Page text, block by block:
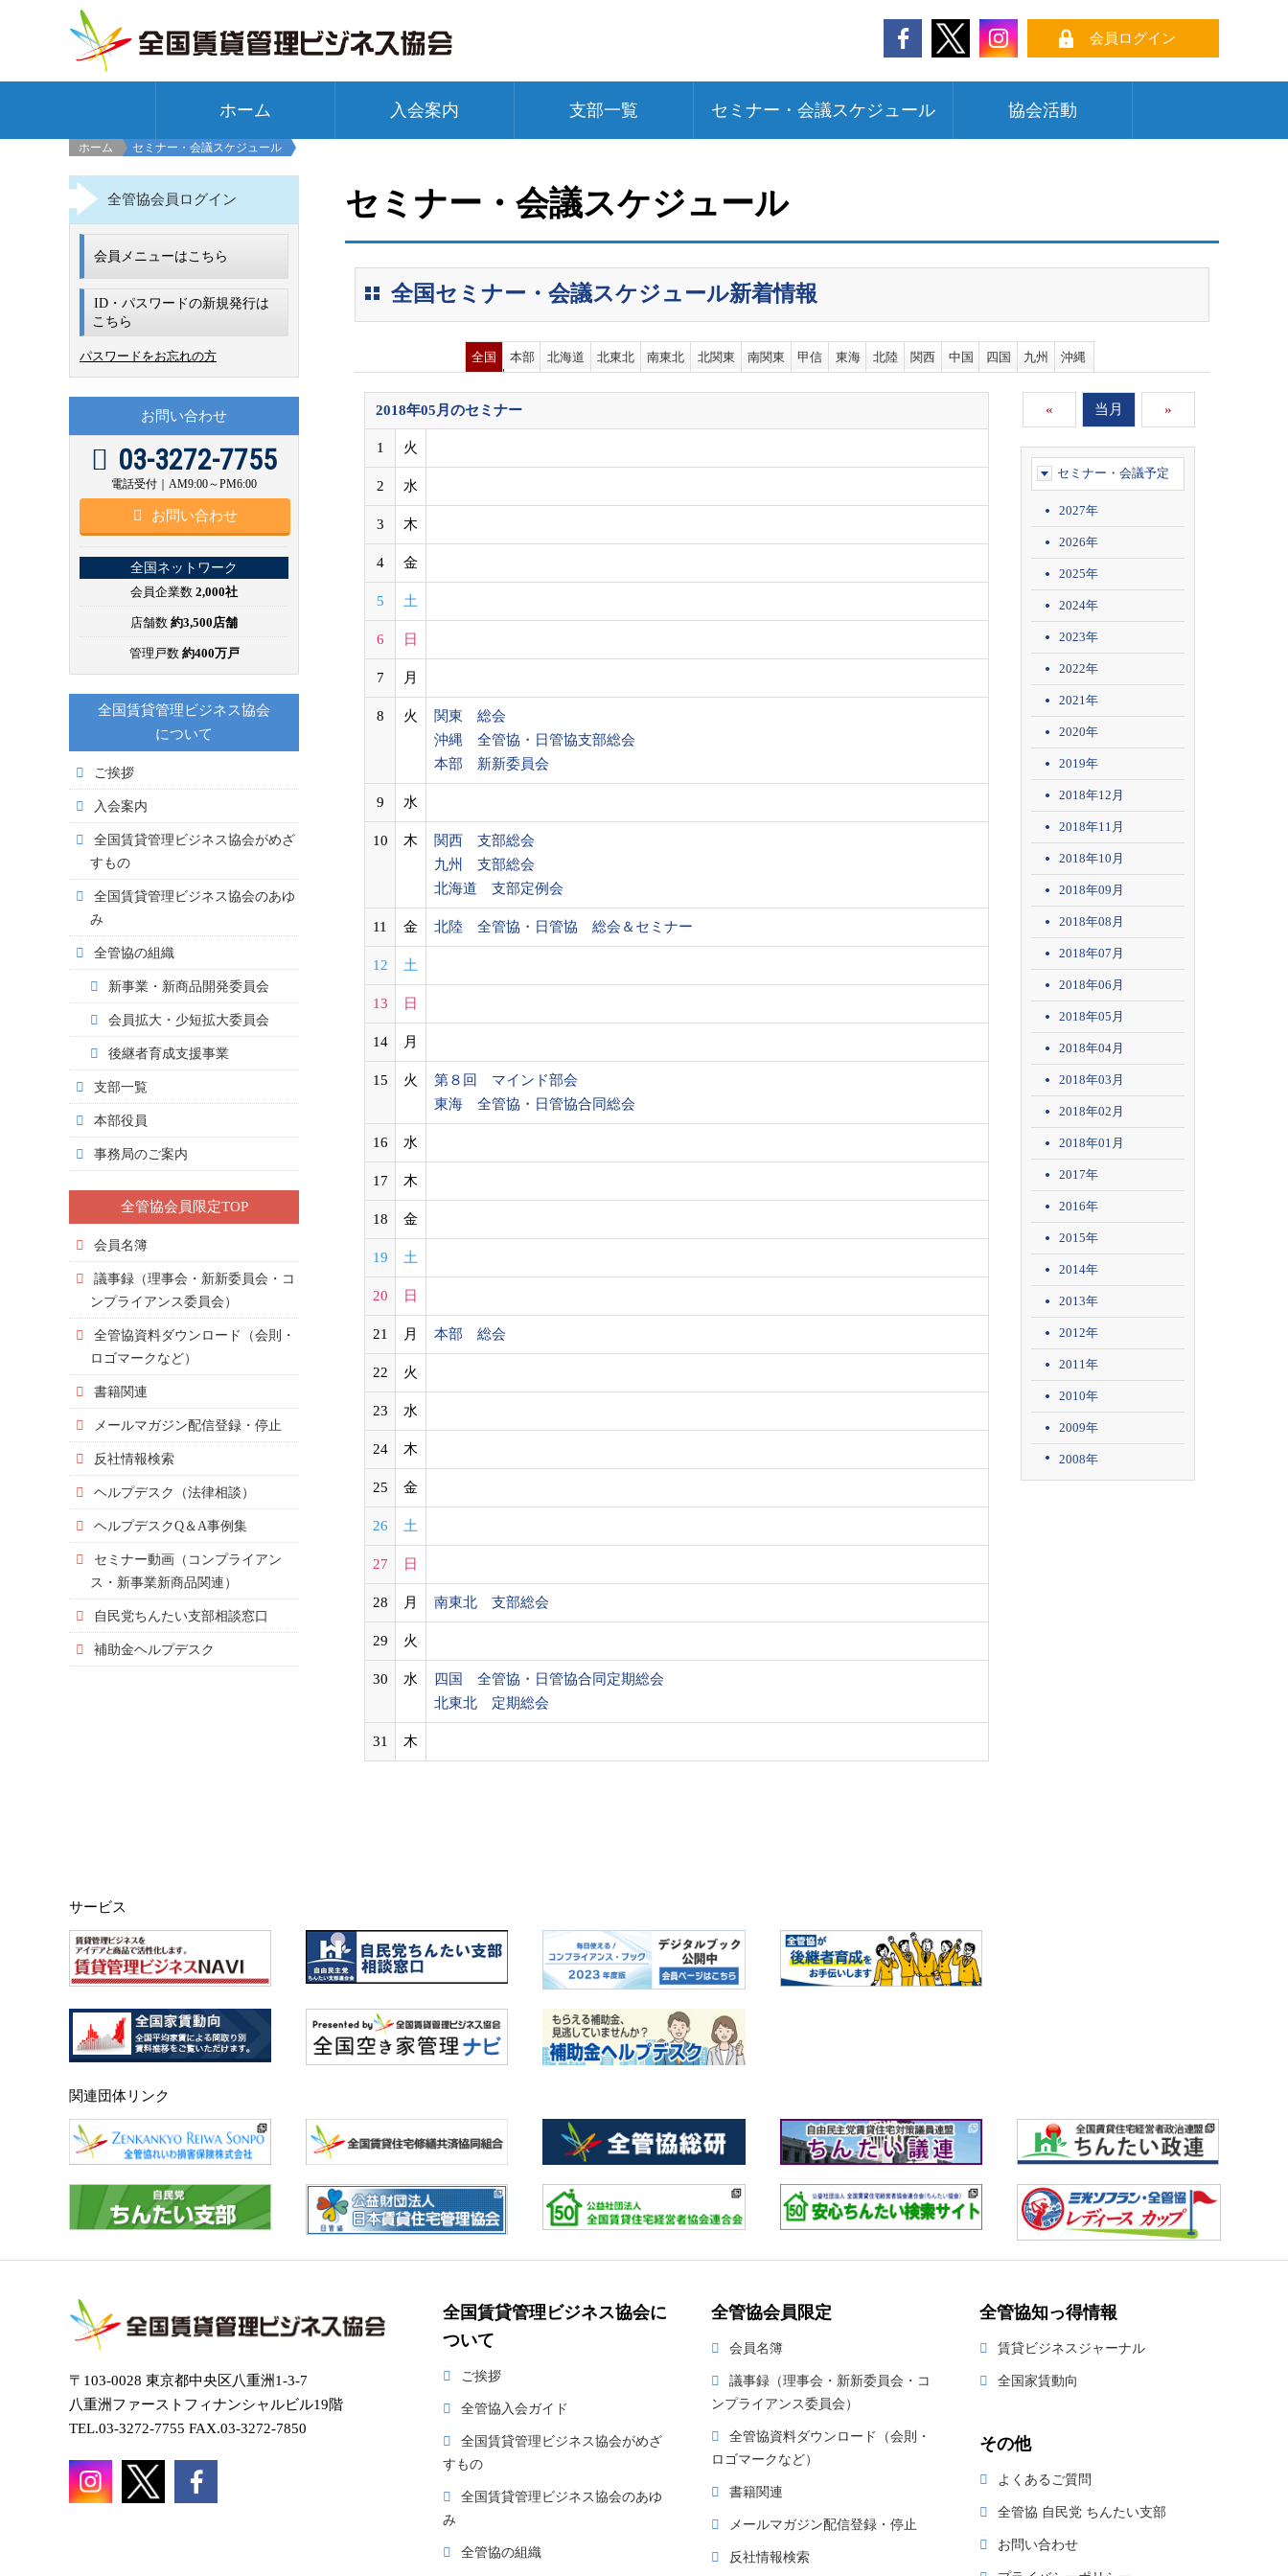
会員ログイン
ホーム 入会案内 支部一覧 セミナー・会議スケジュール 協会活動
ホーム セミナー・会議スケジュール
セミナー・会議スケジュール
全国セミナー・会議スケジュール新着情報
全国 本部 北海道 北東北 南東北 北関東 南関東 甲信 東海 北陸 関西 中国 四国 九州 沖縄
« 当月 »
2018年05月のセミナー
1 火
2 水
3 木
4 金
5 土
6 日
7 月
8 火
関東 総会
沖縄 全管協・日管協支部総会
本部 新新委員会
9 水
10 木
関西 支部総会
九州 支部総会
北海道 支部定例会
11 金 北陸 全管協・日管協 総会＆セミナー
12 土
13 日
14 月
15 火
第８回 マインド部会
東海 全管協・日管協合同総会
16 水
17 木
18 金
19 土
20 日
21 月 本部 総会
22 火
23 水
24 木
25 金
26 土
27 日
28 月 南東北 支部総会
29 火
30 水
四国 全管協・日管協合同定期総会
北東北 定期総会
31 木
セミナー・会議予定
2027年
2026年
2025年
2024年
2023年
2022年
2021年
2020年
2019年
2018年12月
2018年11月
2018年10月
2018年09月
2018年08月
2018年07月
2018年06月
2018年05月
2018年04月
2018年03月
2018年02月
2018年01月
2017年
2016年
2015年
2014年
2013年
2012年
2011年
2010年
2009年
2008年
全管協会員ログイン
会員メニューはこちら
ID・パスワードの新規発行は
こちら
パスワードをお忘れの方
お問い合わせ
03-3272-7755
電話受付｜AM9:00～PM6:00
お問い合わせ
全国ネットワーク
会員企業数 2,000社
店舗数 約3,500店舗
管理戸数 約400万戸
全国賃貸管理ビジネス協会
について
ご挨拶
入会案内
全国賃貸管理ビジネス協会がめざ
すもの
全国賃貸管理ビジネス協会のあゆ
み
全管協の組織
新事業・新商品開発委員会
会員拡大・少短拡大委員会
後継者育成支援事業
支部一覧
本部役員
事務局のご案内
全管協会員限定TOP
会員名簿
議事録（理事会・新新委員会・コ
ンプライアンス委員会）
全管協資料ダウンロード（会則・
ロゴマークなど）
書籍関連
メールマガジン配信登録・停止
反社情報検索
ヘルプデスク（法律相談）
ヘルプデスクQ＆A事例集
セミナー動画（コンプライアン
ス・新事業新商品関連）
自民党ちんたい支部相談窓口
補助金ヘルプデスク
サービス
関連団体リンク
〒103-0028 東京都中央区八重洲1-3-7
八重洲ファーストフィナンシャルビル19階
TEL.03-3272-7755 FAX.03-3272-7850
全国賃貸管理ビジネス協会に
ついて
ご挨拶
全管協入会ガイド
全国賃貸管理ビジネス協会がめざ
すもの
全国賃貸管理ビジネス協会のあゆ
み
全管協の組織
全管協会員限定
会員名簿
議事録（理事会・新新委員会・コ
ンプライアンス委員会）
全管協資料ダウンロード（会則・
ロゴマークなど）
書籍関連
メールマガジン配信登録・停止
反社情報検索
全管協知っ得情報
賃貸ビジネスジャーナル
全国家賃動向
その他
よくあるご質問
全管協 自民党 ちんたい支部
お問い合わせ